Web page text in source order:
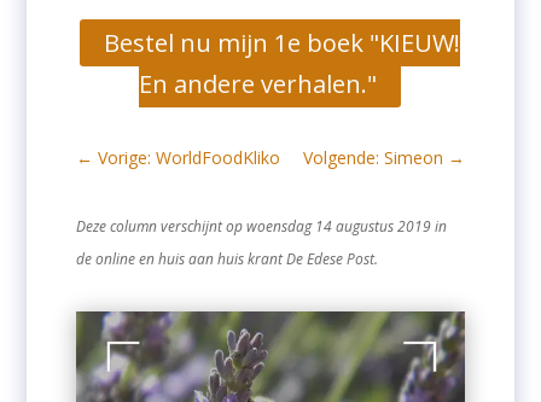
Bestel nu mijn 1e boek "KIEUW!
En andere verhalen."
← Vorige: WorldFoodKliko Volgende: Simeon →
Deze column verschijnt op woensdag 14 augustus 2019 in
de online en huis aan huis krant De Edese Post.